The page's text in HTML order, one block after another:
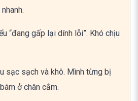
“đang gấp lại dính lỗi”. Khó chịu
sạc sạch và khô. Mình từng bị
ở chân cắm.